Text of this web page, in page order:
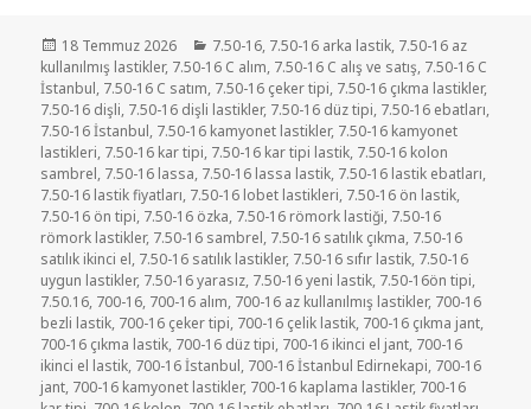
Yayın
tarihi
18 Temmuz 2026 Kategoriler
7.50-16, 7.50-16 arka lastik, 7.50-16 az
kullanılmış lastikler, 7.50-16 C alım, 7.50-16 C alış ve satış, 7.50-16 C
İstanbul, 7.50-16 C satım, 7.50-16 çeker tipi, 7.50-16 çıkma lastikler,
7.50-16 dişli, 7.50-16 dişli lastikler, 7.50-16 düz tipi, 7.50-16 ebatları,
7.50-16 İstanbul, 7.50-16 kamyonet lastikler, 7.50-16 kamyonet
lastikleri, 7.50-16 kar tipi, 7.50-16 kar tipi lastik, 7.50-16 kolon
sambrel, 7.50-16 lassa, 7.50-16 lassa lastik, 7.50-16 lastik ebatları,
7.50-16 lastik fiyatları, 7.50-16 lobet lastikleri, 7.50-16 ön lastik,
7.50-16 ön tipi, 7.50-16 özka, 7.50-16 römork lastiği, 7.50-16
römork lastikler, 7.50-16 sambrel, 7.50-16 satılık çıkma, 7.50-16
satılık ikinci el, 7.50-16 satılık lastikler, 7.50-16 sıfır lastik, 7.50-16
uygun lastikler, 7.50-16 yarasız, 7.50-16 yeni lastik, 7.50-16ön tipi,
7.50.16, 700-16, 700-16 alım, 700-16 az kullanılmış lastikler, 700-16
bezli lastik, 700-16 çeker tipi, 700-16 çelik lastik, 700-16 çıkma jant,
700-16 çıkma lastik, 700-16 düz tipi, 700-16 ikinci el jant, 700-16
ikinci el lastik, 700-16 İstanbul, 700-16 İstanbul Edirnekapi, 700-16
jant, 700-16 kamyonet lastikler, 700-16 kaplama lastikler, 700-16